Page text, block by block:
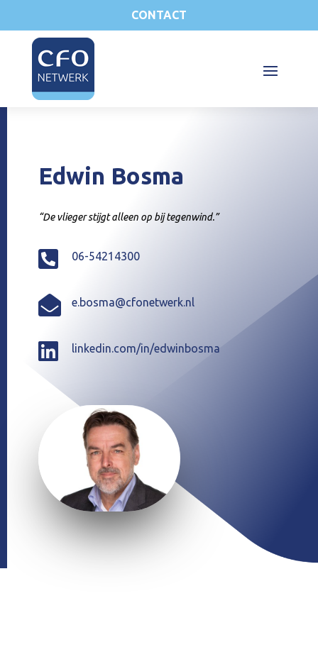
CONTACT
Edwin Bosma
“De vlieger stijgt alleen op bij tegenwind.”
 06-54214300
 e.bosma@cfonetwerk.nl
 linkedin.com/in/edwinbosma